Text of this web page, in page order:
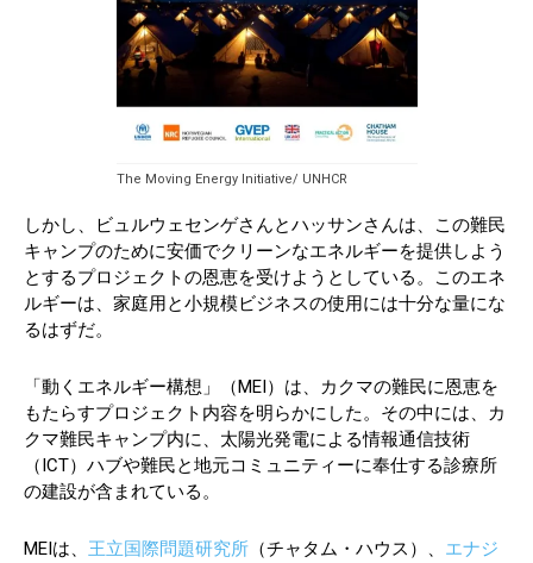
The Moving Energy Initiative/ UNHCR
しかし、ビュルウェセンゲさんとハッサンさんは、この難民
キャンプのために安価でクリーンなエネルギーを提供しよう
とするプロジェクトの恩恵を受けようとしている。このエネ
ルギーは、家庭用と小規模ビジネスの使用には十分な量にな
るはずだ。
「動くエネルギー構想」（MEI）は、カクマの難民に恩恵を
もたらすプロジェクト内容を明らかにした。その中には、カ
クマ難民キャンプ内に、太陽光発電による情報通信技術
（ICT）ハブや難民と地元コミュニティーに奉仕する診療所
の建設が含まれている。
MEIは、 王立国際問題研究所 （チャタム・ハウス）、 エナジ